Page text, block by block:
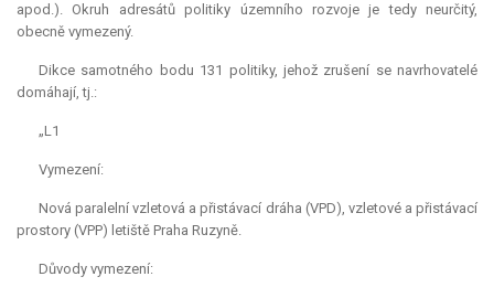
apod.). Okruh adresátů politiky územního rozvoje je tedy neurčitý,
obecně vymezený.
Dikce samotného bodu 131 politiky, jehož zrušení se navrhovatelé
domáhají, tj.:
„L1
Vymezení:
Nová paralelní vzletová a přistávací dráha (VPD), vzletové a přistávací
prostory (VPP) letiště Praha Ruzyně.
Důvody vymezení: